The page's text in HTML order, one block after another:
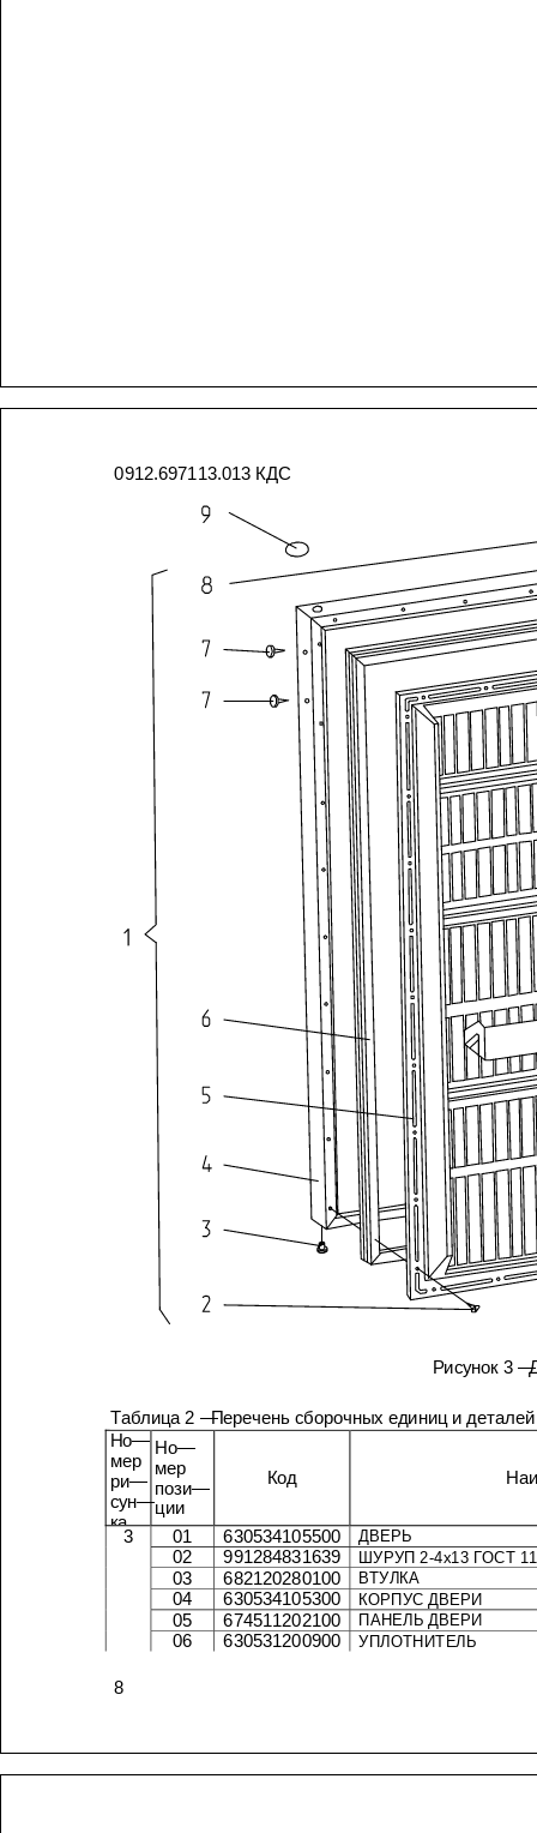
0912.697113.013 КДС
Рисунок 3 —
Продолжение таблицы 2
Но—
мер
ри—
сун—
ка
Но—
мер
пози—
ции
Код
3 01 630534105500 ДВЕРЬ
02 991284831639 ШУРУП 2-4х 13 ГОСТ
03 682120280100 ВТУЛКА
04 630534105300 КОРПУС ДВЕРИ
05 674511202100 ПАНЕЛЬ ДВЕРИ
06 630531200900 УПЛОТНИТЕЛЬ
Таблица 2 — Перечень сборочных единиц и деталей
8